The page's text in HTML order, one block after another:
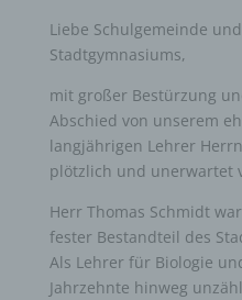
Liebe Schulgemeinde
Stadtgymnasiums,
mit großer Bestürzung
Abschied von unserem
langjährigen Lehrer
plötzlich und unerwartet
Herr Thomas Schmidt
fester Bestandteil des
Als Lehrer für Biologie
Jahrzehnte hinweg